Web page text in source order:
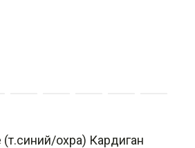
(т.синий/охра) Кардиган